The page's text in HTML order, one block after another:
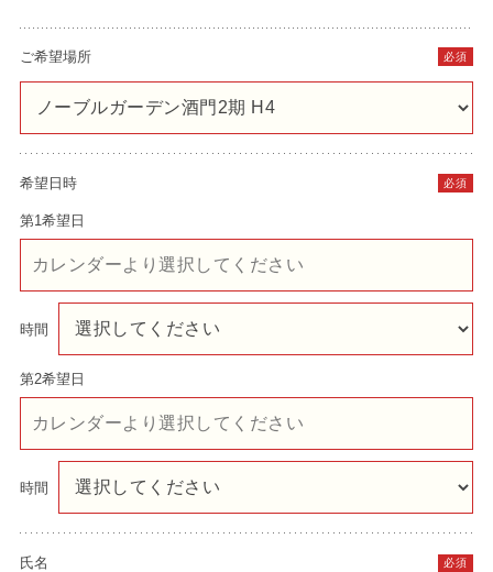
ご希望場所 必須
希望日時 必須
第1希望日
時間
第2希望日
時間
氏名 必須